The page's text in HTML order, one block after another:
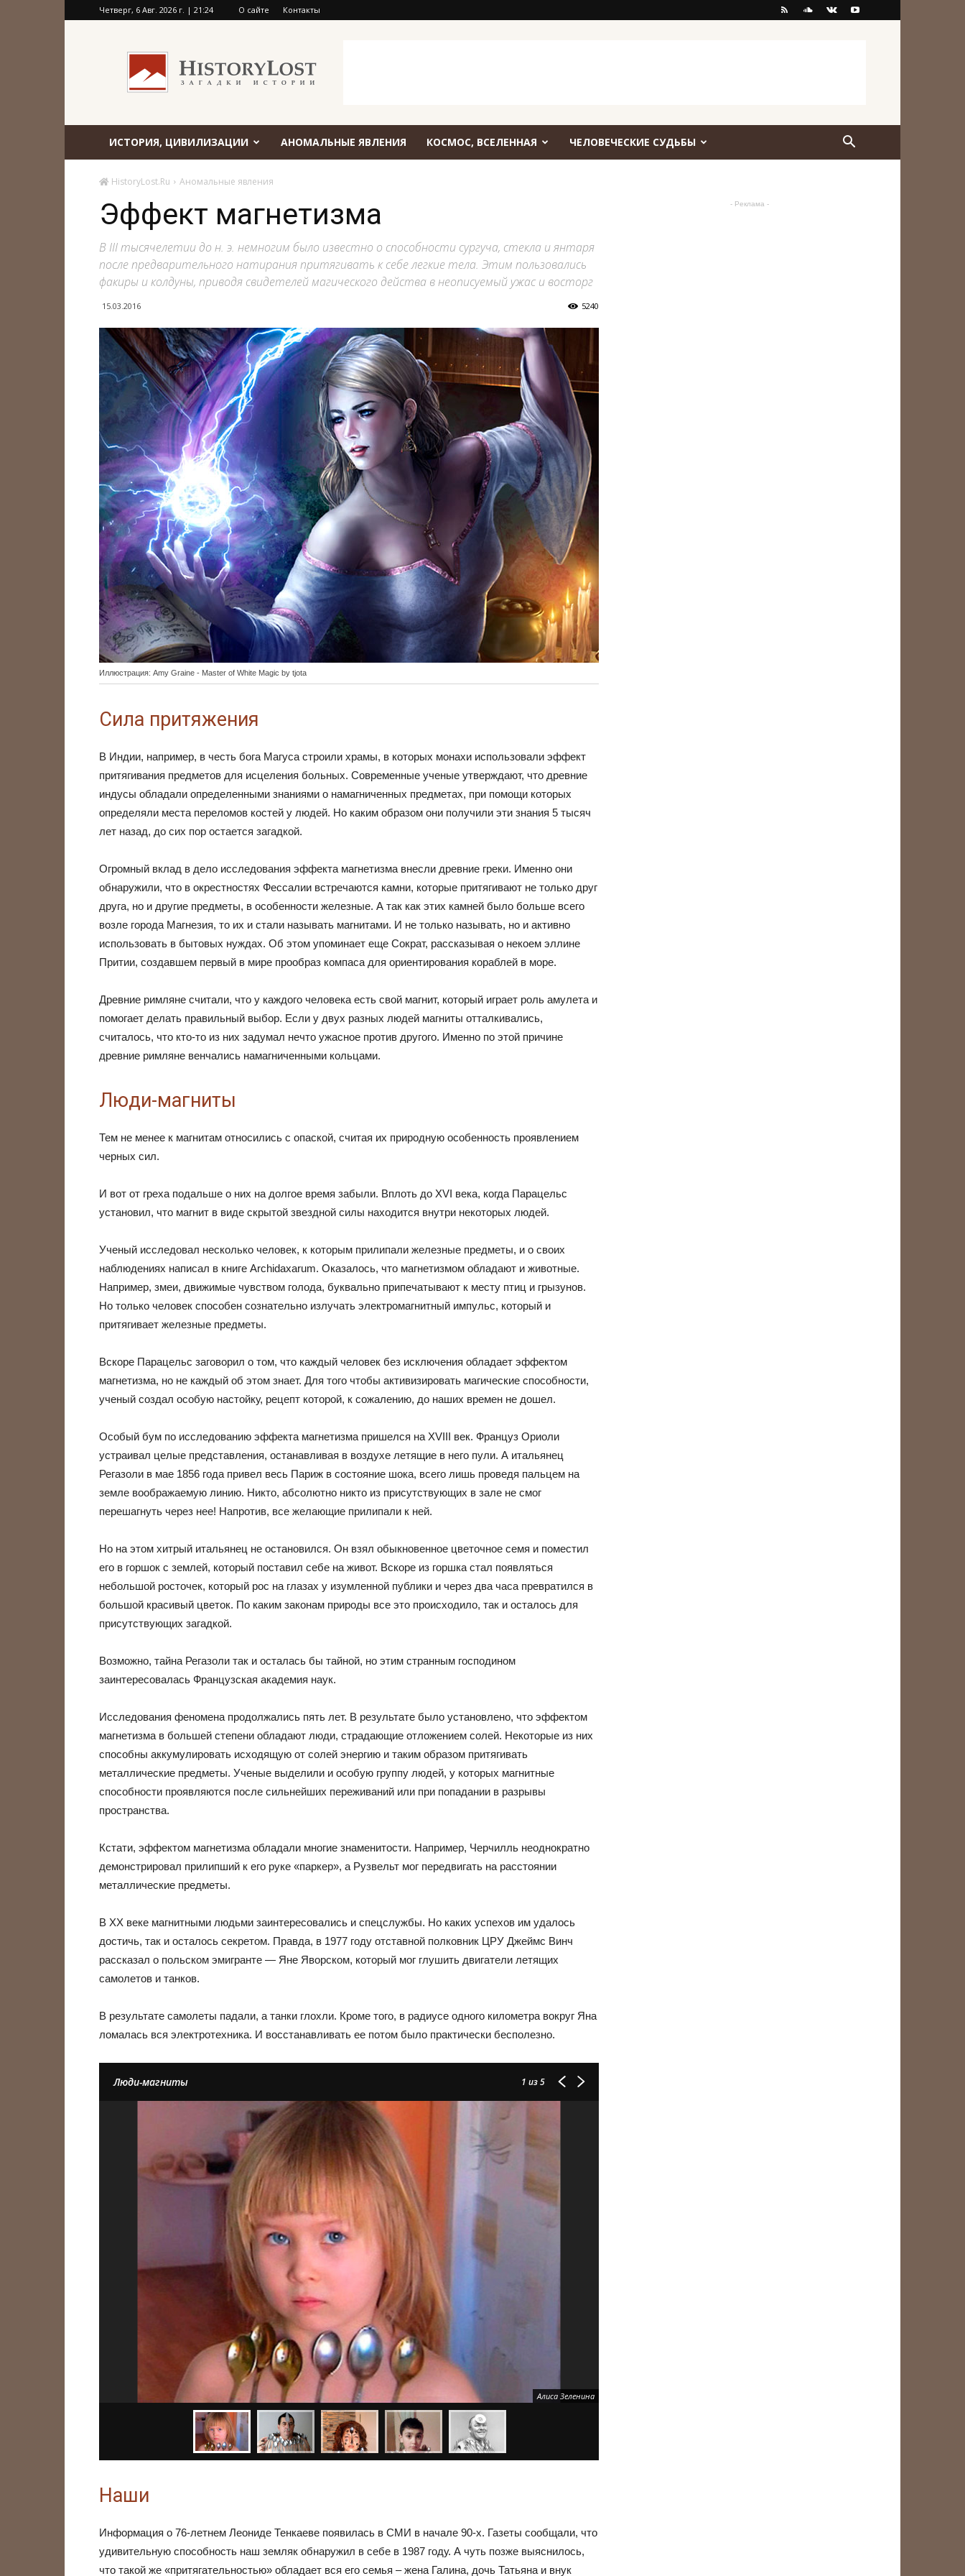
Четверг, 6 Авг. 2026 г. | 21:24 О сайте Контакты
ИСТОРИЯ, ЦИВИЛИЗАЦИИ АНОМАЛЬНЫЕ ЯВЛЕНИЯ КОСМОС, ВСЕЛЕННАЯ ЧЕЛОВЕЧЕСКИЕ СУДЬБЫ
HistoryLost.Ru Аномальные явления
Эффект магнетизма
В III тысячелетии до н. э. немногим было известно о способности сургуча, стекла и янтаря
после предварительного натирания притягивать к себе легкие тела. Этим пользовались
факиры и колдуны, приводя свидетелей магического действа в неописуемый ужас и восторг
15.03.2016 5240
Иллюстрация: Amy Graine - Master of White Magic by tjota
Сила притяжения
В Индии, например, в честь бога Магуса строили храмы, в которых монахи использовали эффект
притягивания предметов для исцеления больных. Современные ученые утверждают, что древние
индусы обладали определенными знаниями о намагниченных предметах, при помощи которых
определяли места переломов костей у людей. Но каким образом они получили эти знания 5 тысяч
лет назад, до сих пор остается загадкой.
Огромный вклад в дело исследования эффекта магнетизма внесли древние греки. Именно они
обнаружили, что в окрестностях Фессалии встречаются камни, которые притягивают не только друг
друга, но и другие предметы, в особенности железные. А так как этих камней было больше всего
возле города Магнезия, то их и стали называть магнитами. И не только называть, но и активно
использовать в бытовых нуждах. Об этом упоминает еще Сократ, рассказывая о некоем эллине
Притии, создавшем первый в мире прообраз компаса для ориентирования кораблей в море.
Древние римляне считали, что у каждого человека есть свой магнит, который играет роль амулета и
помогает делать правильный выбор. Если у двух разных людей магниты отталкивались,
считалось, что кто-то из них задумал нечто ужасное против другого. Именно по этой причине
древние римляне венчались намагниченными кольцами.
Люди-магниты
Тем не менее к магнитам относились с опаской, считая их природную особенность проявлением
черных сил.
И вот от греха подальше о них на долгое время забыли. Вплоть до XVI века, когда Парацельс
установил, что магнит в виде скрытой звездной силы находится внутри некоторых людей.
Ученый исследовал несколько человек, к которым прилипали железные предметы, и о своих
наблюдениях написал в книге Archidaxarum. Оказалось, что магнетизмом обладают и животные.
Например, змеи, движимые чувством голода, буквально припечатывают к месту птиц и грызунов.
Но только человек способен сознательно излучать электромагнитный импульс, который и
притягивает железные предметы.
Вскоре Парацельс заговорил о том, что каждый человек без исключения обладает эффектом
магнетизма, но не каждый об этом знает. Для того чтобы активизировать магические способности,
ученый создал особую настойку, рецепт которой, к сожалению, до наших времен не дошел.
Особый бум по исследованию эффекта магнетизма пришелся на XVIII век. Француз Ориоли
устраивал целые представления, останавливая в воздухе летящие в него пули. А итальянец
Регазоли в мае 1856 года привел весь Париж в состояние шока, всего лишь проведя пальцем на
земле воображаемую линию. Никто, абсолютно никто из присутствующих в зале не смог
перешагнуть через нее! Напротив, все желающие прилипали к ней.
Но на этом хитрый итальянец не остановился. Он взял обыкновенное цветочное семя и поместил
его в горшок с землей, который поставил себе на живот. Вскоре из горшка стал появляться
небольшой росточек, который рос на глазах у изумленной публики и через два часа превратился в
большой красивый цветок. По каким законам природы все это происходило, так и осталось для
присутствующих загадкой.
Возможно, тайна Регазоли так и осталась бы тайной, но этим странным господином
заинтересовалась Французская академия наук.
Исследования феномена продолжались пять лет. В результате было установлено, что эффектом
магнетизма в большей степени обладают люди, страдающие отложением солей. Некоторые из них
способны аккумулировать исходящую от солей энергию и таким образом притягивать
металлические предметы. Ученые выделили и особую группу людей, у которых магнитные
способности проявляются после сильнейших переживаний или при попадании в разрывы
пространства.
Кстати, эффектом магнетизма обладали многие знаменитости. Например, Черчилль неоднократно
демонстрировал прилипший к его руке «паркер», а Рузвельт мог передвигать на расстоянии
металлические предметы.
В XX веке магнитными людьми заинтересовались и спецслужбы. Но каких успехов им удалось
достичь, так и осталось секретом. Правда, в 1977 году отставной полковник ЦРУ Джеймс Винч
рассказал о польском эмигранте — Яне Яворском, который мог глушить двигатели летящих
самолетов и танков.
В результате самолеты падали, а танки глохли. Кроме того, в радиусе одного километра вокруг Яна
ломалась вся электротехника. И восстанавливать ее потом было практически бесполезно.
Люди-магниты 1 из 5
Алиса Зеленина
Наши
Информация о 76-летнем Леониде Тенкаеве появилась в СМИ в начале 90-х. Газеты сообщали, что
удивительную способность наш земляк обнаружил в себе в 1987 году. А чуть позже выяснилось,
что такой же «притягательностью» обладает вся его семья – жена Галина, дочь Татьяна и внук
- Реклама -